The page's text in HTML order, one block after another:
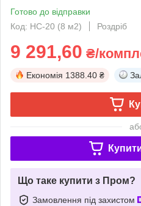
Готово до відправки
Код: HC-20 (8 м2)
Роздріб
9 291,60 ₴/
Економія 1388.40 ₴
Що таке купити з Пром?
Замовлення під захистом